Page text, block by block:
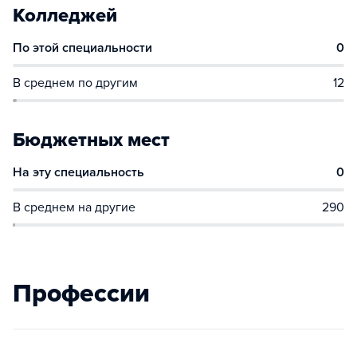
Колледжей
По этой специальности 0
В среднем по другим 12
Бюджетных мест
На эту специальность 0
В среднем на другие 290
Профессии